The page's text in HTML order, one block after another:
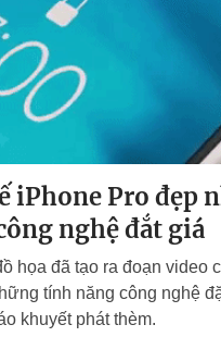
iPhone Pro đẹp
nghệ đắt giá
họa đã tạo ra đoạn video
tính năng công nghệ
khuyết phát thèm.